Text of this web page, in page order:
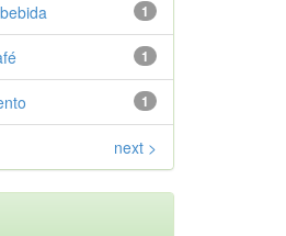
1
1
1
next >